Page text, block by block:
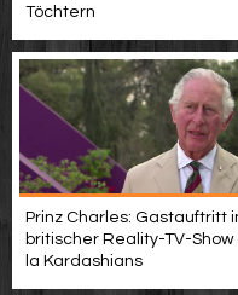
Töchtern
Prinz Charles: Gastauftritt
britischer Reality-TV-Show
la Kardashians